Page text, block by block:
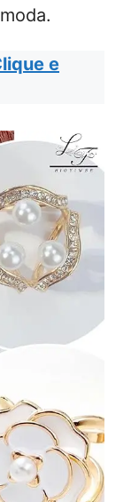
e